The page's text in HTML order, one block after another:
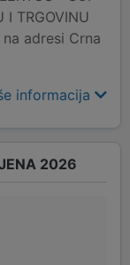
I TRGOVINU
na adresi Crna
informacija
2026